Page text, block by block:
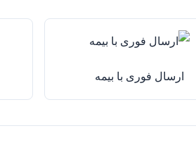
ارسال فوری با بیمه